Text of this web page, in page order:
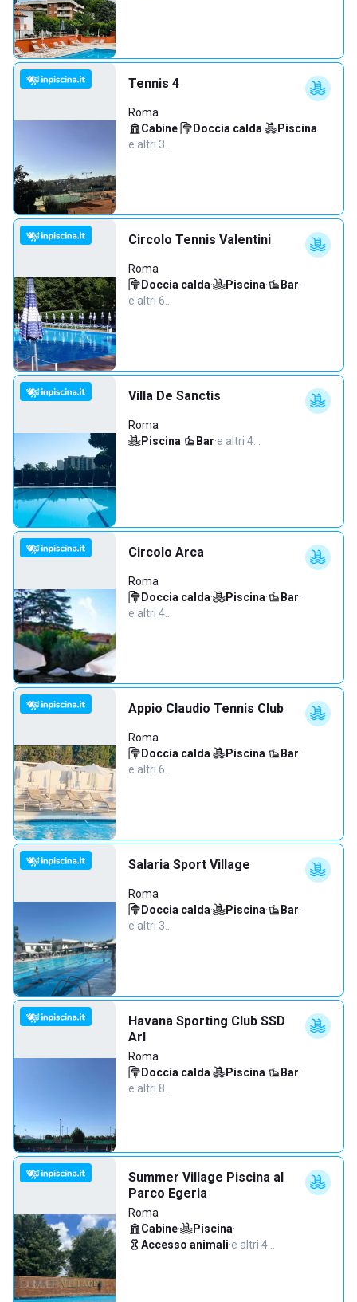
Tennis 4
Roma
Cabine· Doccia calda· Piscina·
e altri 3…
Circolo Tennis Valentini
Roma
Doccia calda· Piscina· Bar·
e altri 6…
Villa De Sanctis
Roma
Piscina· Bar·e altri 4…
Circolo Arca
Roma
Doccia calda· Piscina· Bar·
e altri 4…
Appio Claudio Tennis Club
Roma
Doccia calda· Piscina· Bar·
e altri 6…
Salaria Sport Village
Roma
Doccia calda· Piscina· Bar·
e altri 3…
Havana Sporting Club SSD
Arl
Roma
Doccia calda· Piscina· Bar·
e altri 8…
Summer Village Piscina al
Parco Egeria
Roma
Cabine· Piscina·
Accesso animali·e altri 4…